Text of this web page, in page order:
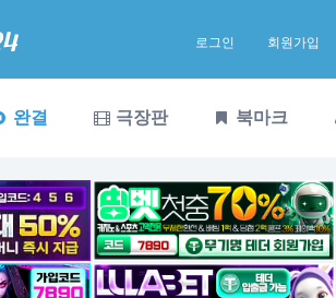
로그인 회원가입
완결 극장판 북마크